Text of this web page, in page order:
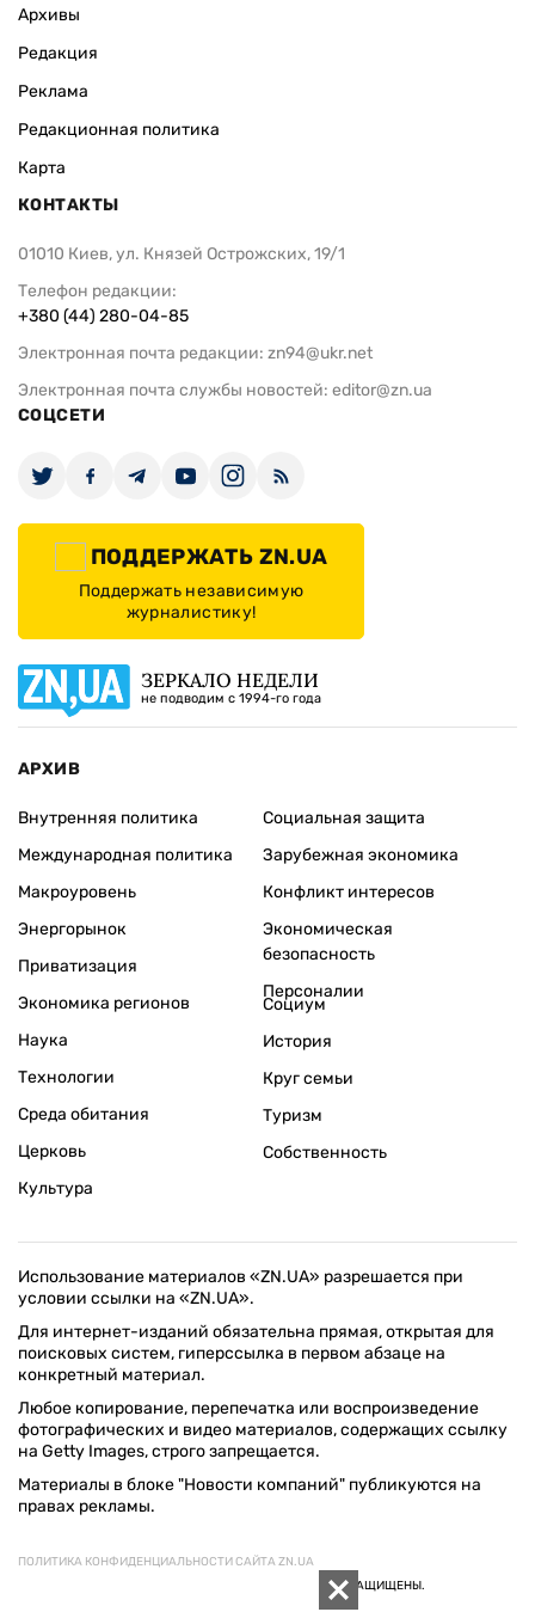
Архивы
Редакция
Реклама
Редакционная политика
Карта
КОНТАКТЫ
01010 Киев, ул. Князей Острожских, 19/1
Телефон редакции:
+380 (44) 280-04-85
Электронная почта редакции: zn94@ukr.net
Электронная почта службы новостей: editor@zn.ua
СОЦСЕТИ
ПОДДЕРЖАТЬ ZN.UA
Поддержать независимую
журналистику!
ЗЕРКАЛО НЕДЕЛИ
не подводим с 1994-го года
АРХИВ
Внутренняя политика
Международная политика
Макроуровень
Энергорынок
Приватизация
Экономика регионов
Социальная защита
Зарубежная экономика
Конфликт интересов
Экономическая
безопасность
Персоналии
Наука
Технологии
Среда обитания
Церковь
Культура
Социум
История
Круг семьи
Туризм
Собственность
Использование материалов «ZN.UA» разрешается при
условии ссылки на «ZN.UA».
Для интернет-изданий обязательна прямая, открытая для
поисковых систем, гиперссылка в первом абзаце на
конкретный материал.
Любое копирование, перепечатка или воспроизведение
фотографических и видео материалов, содержащих ссылку
на Getty Images, строго запрещается.
Материалы в блоке "Новости компаний" публикуются на
правах рекламы.
ПОЛИТИКА КОНФИДЕНЦИАЛЬНОСТИ САЙТА ZN.UA
© 1994–2026 «ЗЕРКАЛО НЕДЕЛИ. УКРАИНА». ВСЕ ПРАВА ЗАЩИЩЕНЫ.